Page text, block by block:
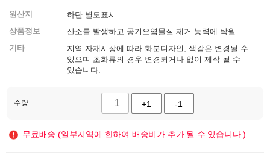
원산지
하단 별도표시
상품정보
산소를 발생하고 공기오염물질 제거 능력에 탁월
기타
지역 자재시장에 따라 화분디자인, 색감은 변경될 수
있으며 초화류의 경우 변경되거나 없이 제작 될 수
있습니다.
수량 +1 -1
무료배송 (일부지역에 한하여 배송비가 추가 될 수 있습니다.)